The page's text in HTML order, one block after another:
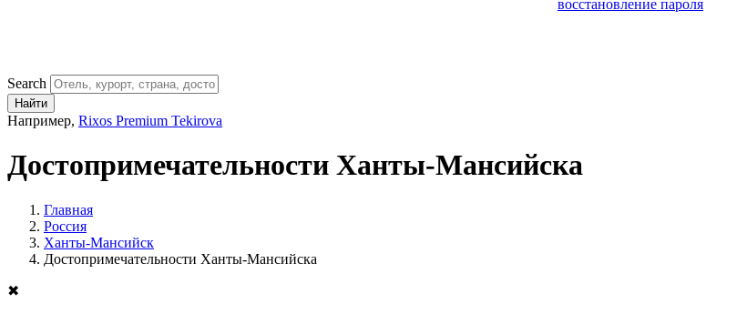
восстановление пароля
Search
Найти
Например, Rixos Premium Tekirova
Достопримечательности Ханты-Мансийска
Главная
Россия
Ханты-Мансийск
Достопримечательности Ханты-Мансийска
✖